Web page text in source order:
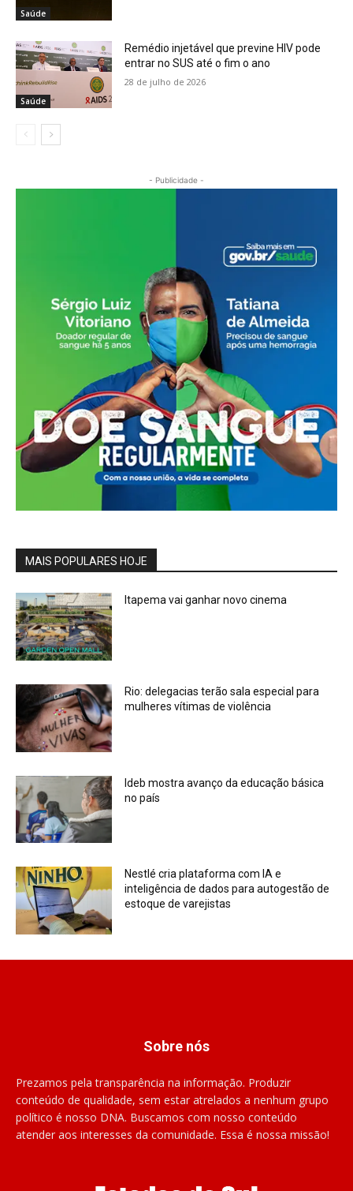
Saúde
Saúde
Remédio injetável que previne HIV pode
entrar no SUS até o fim o ano
28 de julho de 2026
- Publicidade -
MAIS POPULARES HOJE
Itapema vai ganhar novo cinema
Rio: delegacias terão sala especial para
mulheres vítimas de violência
Ideb mostra avanço da educação básica
no país
Nestlé cria plataforma com IA e
inteligência de dados para autogestão de
estoque de varejistas
Sobre nós
Prezamos pela transparência na informação. Produzir
conteúdo de qualidade, sem estar atrelados a nenhum grupo
político é nosso DNA. Buscamos com nosso conteúdo
atender aos interesses da comunidade. Essa é nossa missão!